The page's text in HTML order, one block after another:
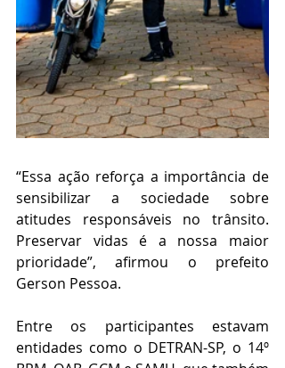
“Essa ação reforça a importância de
sensibilizar a sociedade sobre
atitudes responsáveis no trânsito.
Preservar vidas é a nossa maior
prioridade”, afirmou o prefeito
Gerson Pessoa.
Entre os participantes estavam
entidades como o DETRAN-SP, o 14º